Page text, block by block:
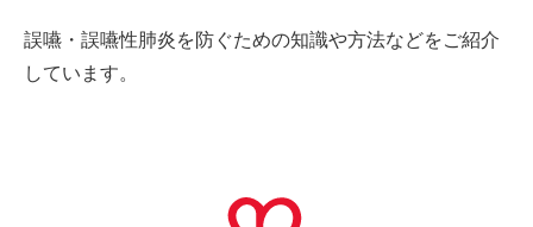
誤嚥・誤嚥性肺炎を防ぐための知識や方法などをご紹介
しています。